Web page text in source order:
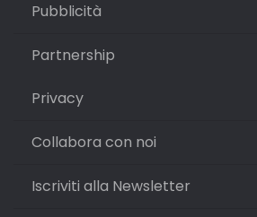
Pubblicità
Partnership
Privacy
Collabora con noi
Iscriviti alla Newsletter